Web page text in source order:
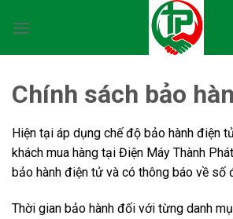
đến
Chính sách bảo
Hiện tại áp dụng chế độ bảo hành điện
khách mua hàng tại Điện Máy Thành
bảo hành điện tử và có thông báo về số
Thời gian bảo hành đối với từng danh